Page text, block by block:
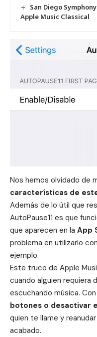
San Diego
Apple Music Classical
Nos hemos olvidado de
características de
Además de lo útil que
AutoPause11 es que
que aparecen en la App
problema en utilizarlo con
ejemplo.
Este truco de Apple
cuando alguien
escuchando música. Con
botones o desactivar
quien te llame y
acabado.